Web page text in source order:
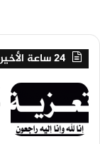
24 ساعة الأخيرة